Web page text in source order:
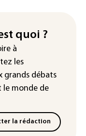
des
quoi ?
à
les
grands débats
le monde de
la rédaction